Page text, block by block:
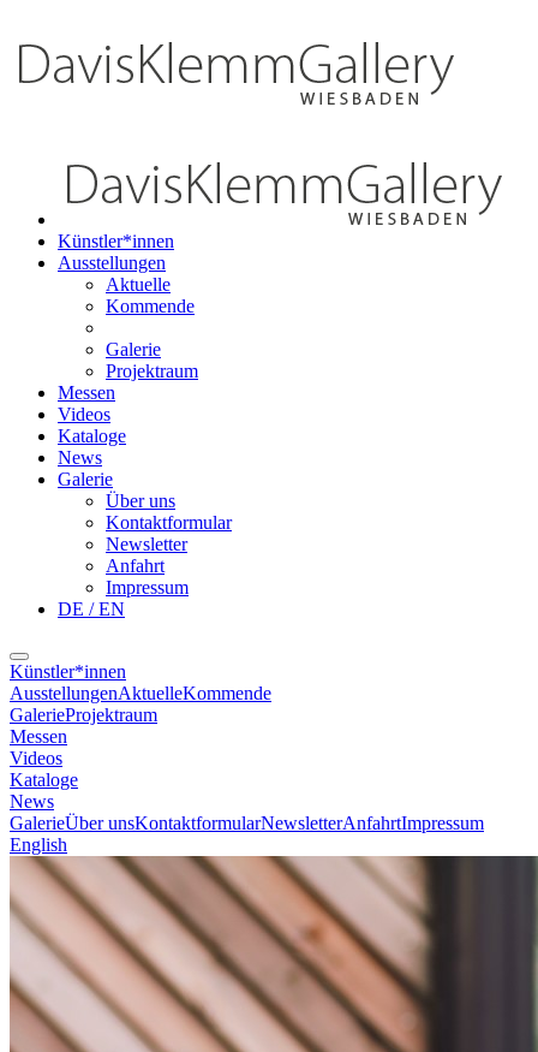
Künstler*innen
Ausstellungen
Aktuelle
Kommende
Galerie
Projektraum
Messen
Videos
Kataloge
News
Galerie
Über uns
Kontaktformular
Newsletter
Anfahrt
Impressum
DE / EN
Künstler*innen
AusstellungenAktuelleKommende
GalerieProjektraum
Messen
Videos
Kataloge
News
GalerieÜber unsKontaktformularNewsletterAnfahrtImpressum
English